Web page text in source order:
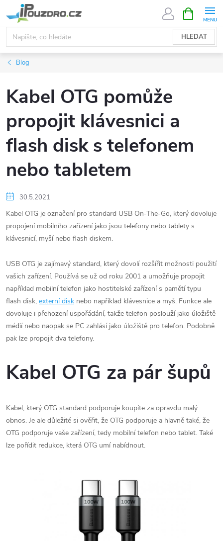
na
obsah
HLEDAT
NÁKUPNÍ
KOŠÍK
Blog
Kabel OTG pomůže
propojit klávesnici a
flash disk s telefonem
nebo tabletem
30.5.2021
Kabel OTG je označení pro standard USB On-The-Go, který dovoluje
propojení mobilního zařízení jako jsou telefony nebo tablety s
klávesnicí, myší nebo flash diskem.
USB OTG je zajímavý standard, který dovolí rozšířit možnosti použití
vašich zařízení. Používá se už od roku 2001 a umožňuje propojit
například mobilní telefon jako hostitelské zařízení s pamětí typu
flash disk, externí disk nebo například klávesnice a myš. Funkce ale
dovoluje i přehození uspořádání, takže telefon poslouží jako úložiště
médií nebo naopak se PC zahlásí jako úložiště pro telefon. Podobně
pak lze propojit dva telefony.
Kabel OTG za pár šupů
Kabel, který OTG standard podporuje koupíte za opravdu malý
obnos. Je ale důležité si ověřit, že OTG podporuje a hlavně také, že
OTG podporuje vaše zařízení, tedy mobilní telefon nebo tablet. Také
lze pořídit redukce, která OTG umí nabídnout.